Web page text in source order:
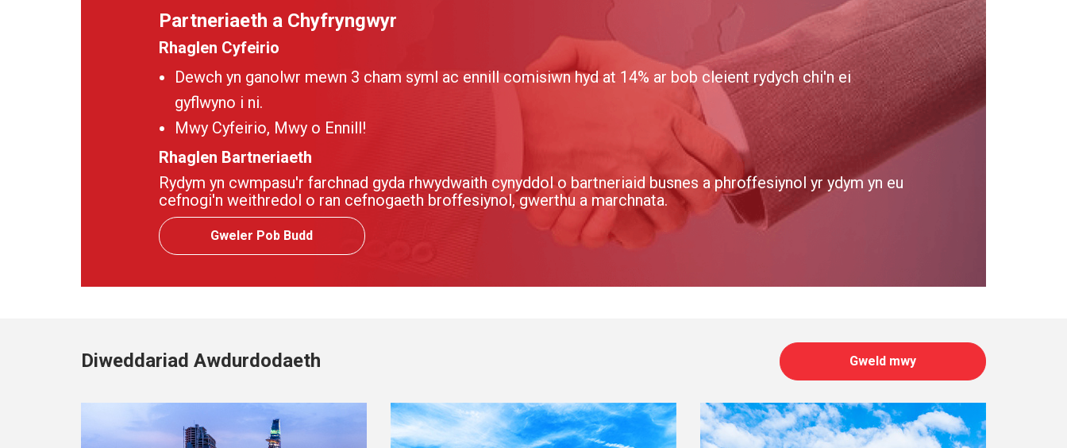
Partneriaeth a Chyfryngwyr
Rhaglen Cyfeirio
Dewch yn ganolwr mewn 3 cham syml ac ennill comisiwn hyd at 14% ar bob cleient rydych chi'n ei
gyflwyno i ni.
Mwy Cyfeirio, Mwy o Ennill!
Rhaglen Bartneriaeth
Rydym yn cwmpasu'r farchnad gyda rhwydwaith cynyddol o bartneriaid busnes a phroffesiynol yr ydym yn eu
cefnogi'n weithredol o ran cefnogaeth broffesiynol, gwerthu a marchnata.
Gweler Pob Budd
Diweddariad Awdurdodaeth Gweld mwy